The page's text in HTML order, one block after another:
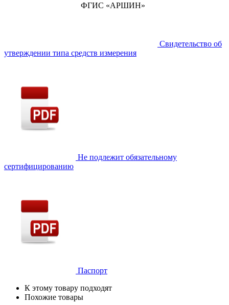
ФГИС «АРШИН»
Свидетельство об
утверждении типа средств измерения
Не подлежит обязательному
сертифицированию
Паспорт
К этому товару подходят
Похожие товары